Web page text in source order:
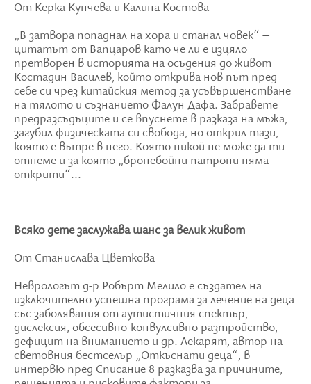
От Керка Кунчева и Калина Костова
„В затвора попаднал на хора и станал човек“ –
цитатът от Вапцаров като че ли е изцяло
претворен в историята на осъдения до живот
Костадин Василев, който открива нов път пред
себе си чрез китайския метод за усъвършенстване
на тялото и съзнанието Фалун Дафа. Забравете
предразсъдъците и се впуснете в разказа на мъжа,
загубил физическата си свобода, но открил тази,
която е вътре в него. Която никой не може да ти
отнеме и за която „бронебойни патрони няма
открити“...
Всяко дете заслужава шанс за велик живот
От Станислава Цветкова
Неврологът д-р Робърт Мелило е създател на
изключително успешна програма за лечение на деца
със заболявания от аутистичния спектър,
дислексия, обсесивно-конвулсивно разтройство,
дефицит на вниманието и др. Лекарят, автор на
световния бестселър „Откъснати деца“, в
интервю пред Списание 8 разказва за причините,